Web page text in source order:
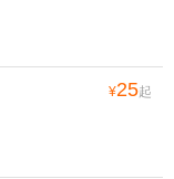
¥25起